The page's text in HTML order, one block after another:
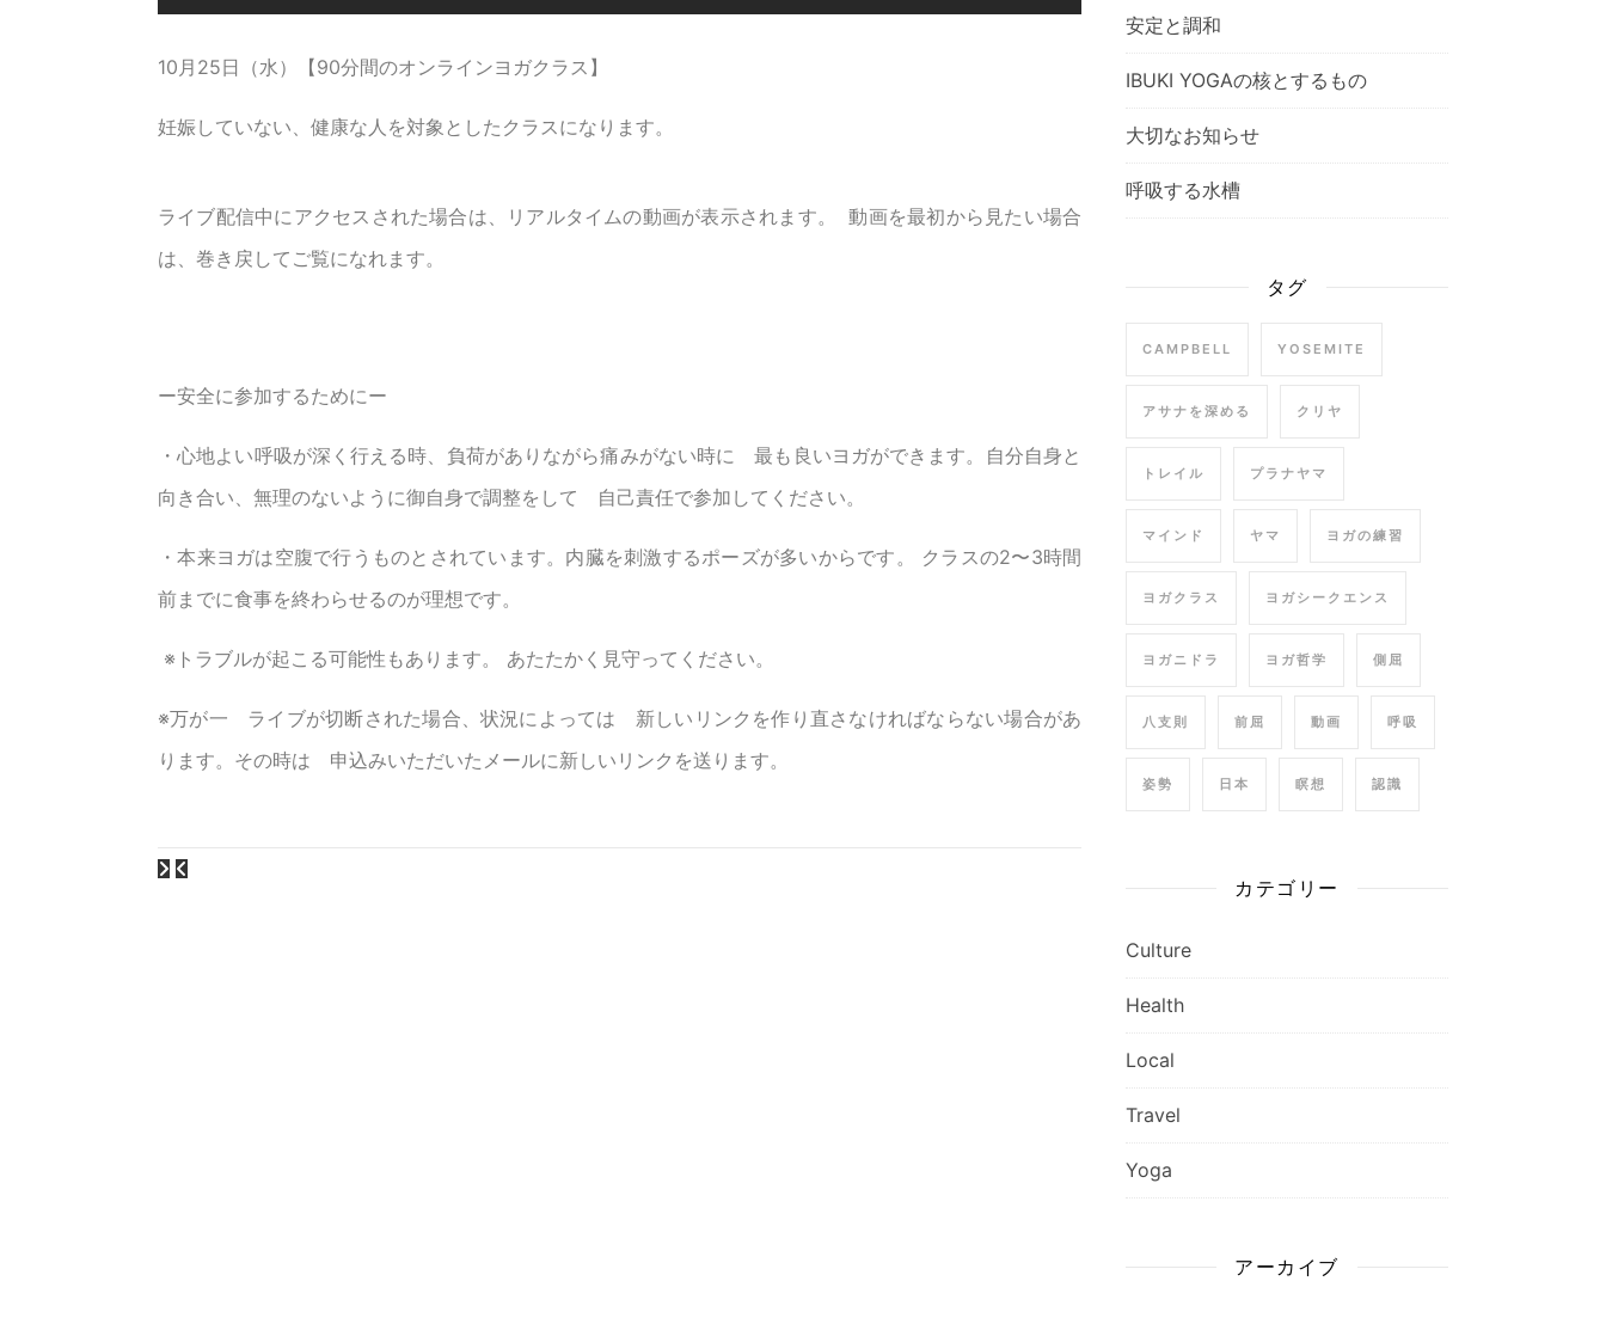
10月25日（水）【90分間のオンラインヨガクラス】
妊娠していない、健康な人を対象としたクラスになります。
ライブ配信中にアクセスされた場合は、リアルタイムの動画が表示されます。 動画を最初から見たい場合
は、巻き戻してご覧になれます。
ー安全に参加するためにー
・心地よい呼吸が深く行える時、負荷がありながら痛みがない時に 最も良いヨガができます。自分自身と
向き合い、無理のないように御自身で調整をして 自己責任で参加してください。
・本来ヨガは空腹で行うものとされています。内臓を刺激するポーズが多いからです。 クラスの2〜3時間
前までに食事を終わらせるのが理想です。
※トラブルが起こる可能性もあります。 あたたかく見守ってください。
※万が一 ライブが切断された場合、状況によっては 新しいリンクを作り直さなければならない場合があ
ります。その時は 申込みいただいたメールに新しいリンクを送ります。
安定と調和
IBUKI YOGAの核とするもの
大切なお知らせ
呼吸する水槽
タグ
CAMPBELL YOSEMITE
アサナを深める クリヤ
トレイル プラナヤマ
マインド ヤマ ヨガの練習
ヨガクラス ヨガシークエンス
ヨガニドラ ヨガ哲学 側屈
八支則 前屈 動画 呼吸
姿勢 日本 瞑想 認識
カテゴリー
Culture
Health
Local
Travel
Yoga
アーカイブ